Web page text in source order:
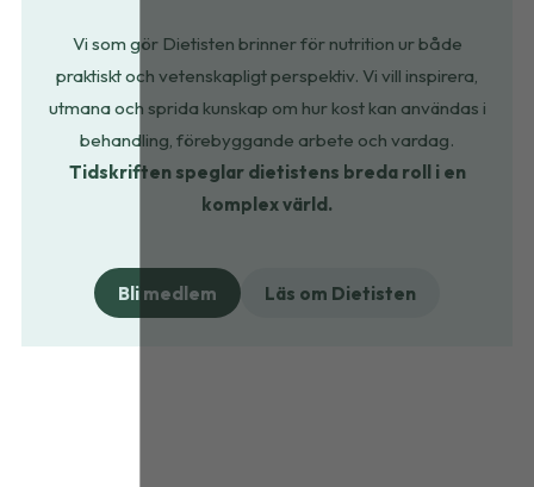
Vi som gör Dietisten brinner för nutrition ur både
praktiskt och vetenskapligt perspektiv. Vi vill inspirera,
utmanaoch sprida kunskap om hur kost kan användas i
behandling, förebyggande arbete och vardag.
Tidskriften speglar dietistens breda roll i en
komplex värld.
Bli medlem Läs om Dietisten